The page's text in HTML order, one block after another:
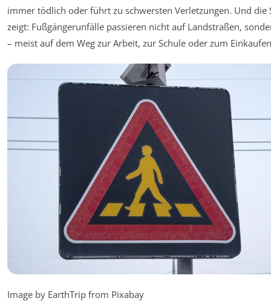
immer tödlich oder führt zu schwersten Verletzungen. Und die
zeigt: Fußgängerunfälle passieren nicht auf Landstraßen,
– meist auf dem Weg zur Arbeit, zur Schule oder zum
Image by EarthTrip from Pixabay